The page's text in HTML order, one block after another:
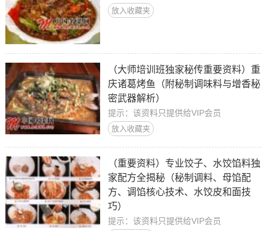
放入收藏夹
（大师培训班独家秘传重要资料）重
庆诸葛烤鱼（附秘制调味料与增香秘
密武器解析）
提示：该资料只提供给VIP会员
放入收藏夹
（重要资料）专业饺子、水饺馅料独
家配方全揭秘（秘制调料、母馅配
方、调馅核心技术、水饺皮和面技
巧）
提示：该资料只提供给VIP会员